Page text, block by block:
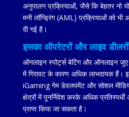
अनुपालन प्रक्रियाओं, जैसे कि बेहतर नो
मनी लॉन्ड्रिंग (AML) प्रक्रियाओं को भी
दी गई है।
इसका ऑपरेटरों और लाइव डीलरों
ऑनलाइन स्पोर्ट्स बेटिंग और ऑनलाइन
में गिरावट के कारण अधिक लाभदायक हैं।
iGaming गेम डेवलपमेंट और सोशल
क्षेत्रों में पुनर्निवेश करके अधिक
प्राप्त किया जा सकता है।